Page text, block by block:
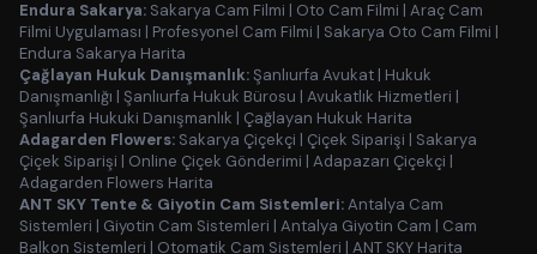
Endura Sakarya: Sakarya Cam Filmi | Oto Cam Filmi | Araç Cam
Filmi Uygulaması | Profesyonel Cam Filmi | Sakarya Oto Cam Filmi |
Endura Sakarya Harita
Çağlayan Hukuk Danışmanlık:Şanlıurfa Avukat | Hukuk
Danışmanlığı | Şanlıurfa Hukuk Bürosu | Avukatlık Hizmetleri |
Şanlıurfa Hukuki Danışmanlık | Çağlayan Hukuk Harita
Adagarden Flowers: Sakarya Çiçekçi | Çiçek Siparişi | Sakarya
Çiçek Siparişi | Online Çiçek Gönderimi | Adapazarı Çiçekçi |
Adagarden Flowers Harita
ANT SKY Tente & Giyotin Cam Sistemleri:Antalya Cam
Sistemleri | Giyotin Cam Sistemleri | Antalya Giyotin Cam | Cam
Balkon Sistemleri | Otomatik Cam Sistemleri | ANT SKY Harita